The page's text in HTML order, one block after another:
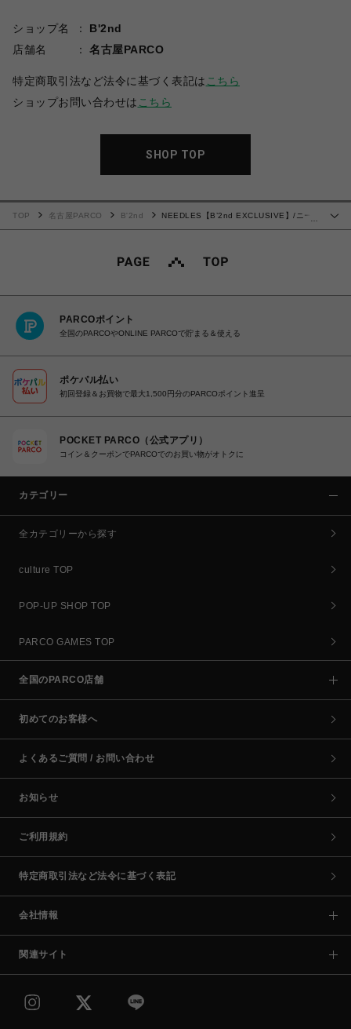
ショップ名
B'2nd
店舗名
名古屋PARCO
特定商取引法など法令に基づく表記は こちら
ショップお問い合わせは こちら
SHOP TOP
…
TOP 名古屋PARCO B'2nd
NEEDLES【B’2nd EXCLUSIVE】/ニー
PARCOポイント
全国のPARCOやONLINE PARCOで貯まる＆使える
ポケパル払い
初回登録＆お買物で最大1,500円分のPARCOポイント進呈
POCKET PARCO（公式アプリ）
コイン＆クーポンでPARCOでのお買い物がオトクに
カテゴリー
全カテゴリーから探す
culture TOP
POP-UP SHOP TOP
PARCO GAMES TOP
全国のPARCO店舗
初めてのお客様へ
よくあるご質問 / お問い合わせ
お知らせ
ご利用規約
特定商取引法など法令に基づく表記
会社情報
関連サイト